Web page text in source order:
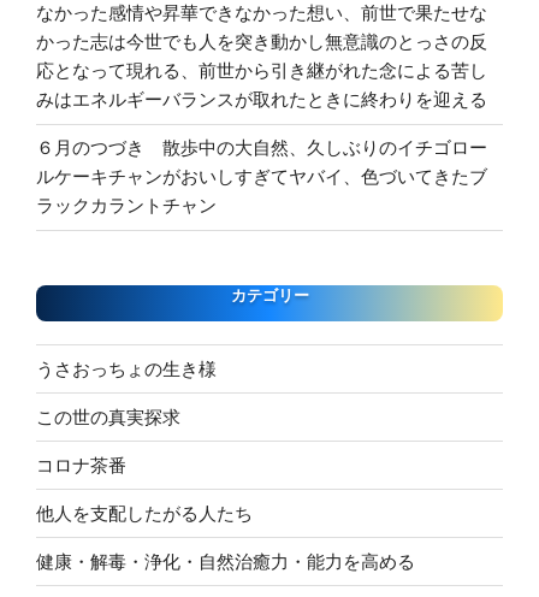
なかった感情や昇華できなかった想い、前世で果たせな
かった志は今世でも人を突き動かし無意識のとっさの反
応となって現れる、前世から引き継がれた念による苦し
みはエネルギーバランスが取れたときに終わりを迎える
６月のつづき 散歩中の大自然、久しぶりのイチゴロー
ルケーキチャンがおいしすぎてヤバイ、色づいてきたブ
ラックカラントチャン
カテゴリー
うさおっちょの生き様
この世の真実探求
コロナ茶番
他人を支配したがる人たち
健康・解毒・浄化・自然治癒力・能力を高める